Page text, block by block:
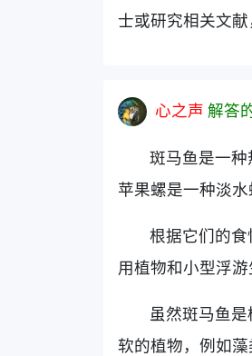
士或研究相关文
心之声 解答
斑马鱼是一
苹果螺是一种淡
根据它们的
用植物和小型浮
虽然斑马鱼
软的植物，例如